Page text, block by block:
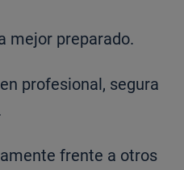
mejor preparado.
profesional, segura
frente a otros